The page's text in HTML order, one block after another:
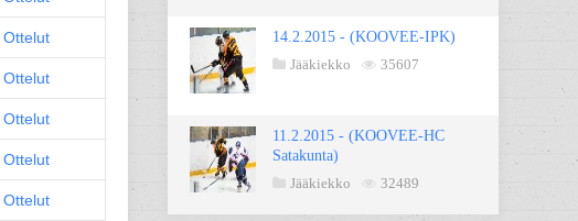
Ottelut
Ottelut
Ottelut
Ottelut
Ottelut
14.2.2015 - (KOOVEE-IPK)
Jääkiekko
35607
11.2.2015 - (KOOVEE-HC
Satakunta)
Jääkiekko
32489